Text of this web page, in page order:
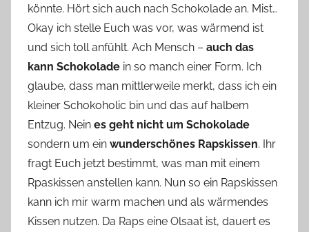
o
n
n
e
könnte. Hört sich auch nach Schokolade an. Mist…
Okay ich stelle Euch was vor, was wärmend ist
und sich toll anfühlt. Ach Mensch – auch das
kann Schokolade in so manch einer Form. Ich
glaube, dass man mittlerweile merkt, dass ich ein
kleiner Schokoholic bin und das auf halbem
Entzug. Nein es geht nicht um Schokolade
sondern um ein wunderschönes Rapskissen. Ihr
fragt Euch jetzt bestimmt, was man mit einem
Rpaskissen anstellen kann. Nun so ein Rapskissen
kann ich mir warm machen und als wärmendes
Kissen nutzen. Da Raps eine Olsaat ist, dauert es